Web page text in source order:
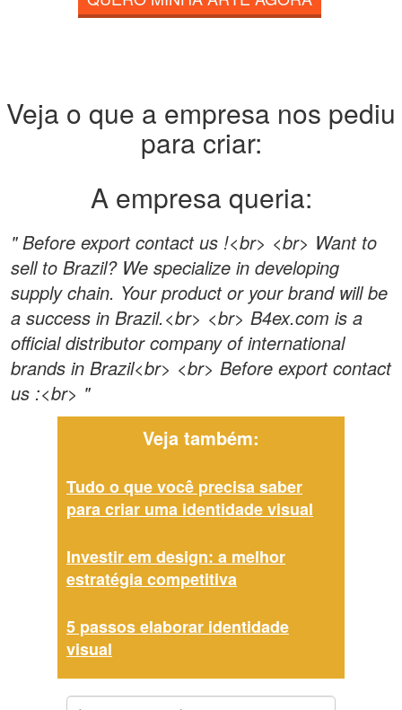
Veja o que a empresa nos pediu
para criar:
A empresa queria:
" Before export contact us !<br> <br> Want to
sell to Brazil? We specialize in developing
supply chain. Your product or your brand will be
a success in Brazil.<br> <br> B4ex.com is a
official distributor company of international
brands in Brazil<br> <br> Before export contact
us :<br> "
Veja também:
Tudo o que você precisa saber
para criar uma identidade visual
Investir em design: a melhor
estratégia competitiva
5 passos elaborar identidade
visual